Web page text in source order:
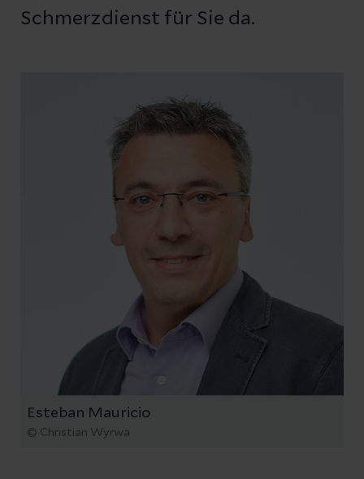
Schmerzdienst für Sie da.
Esteban Mauricio
© Christian Wyrwa